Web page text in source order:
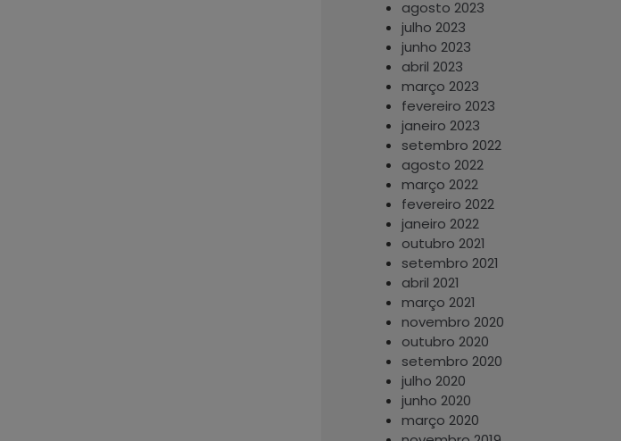
agosto 2023
julho 2023
junho 2023
abril 2023
março 2023
fevereiro 2023
janeiro 2023
setembro 2022
agosto 2022
março 2022
fevereiro 2022
janeiro 2022
outubro 2021
setembro 2021
abril 2021
março 2021
novembro 2020
outubro 2020
setembro 2020
julho 2020
junho 2020
março 2020